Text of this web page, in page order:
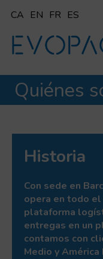
contenido
CA EN FR ES
Quiénes
Historia
Con sede en
opera en todo
plataforma
entregas en un
contamos con
Medio y América